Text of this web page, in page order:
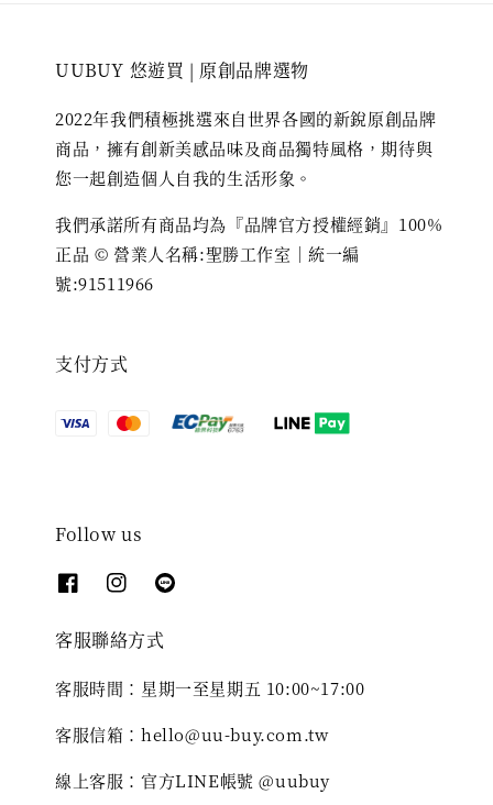
UUBUY 悠遊買 | 原創品牌選物
2022年我們積極挑選來自世界各國的新銳原創品牌
商品，擁有創新美感品味及商品獨特風格，期待與
您一起創造個人自我的生活形象。
我們承諾所有商品均為『品牌官方授權經銷』100%
正品 © 營業人名稱:聖勝工作室｜統一編
號:91511966
支付方式
Follow us
客服聯絡方式
客服時間：星期一至星期五 10:00~17:00
客服信箱：hello@uu-buy.com.tw
線上客服：官方LINE帳號 @uubuy